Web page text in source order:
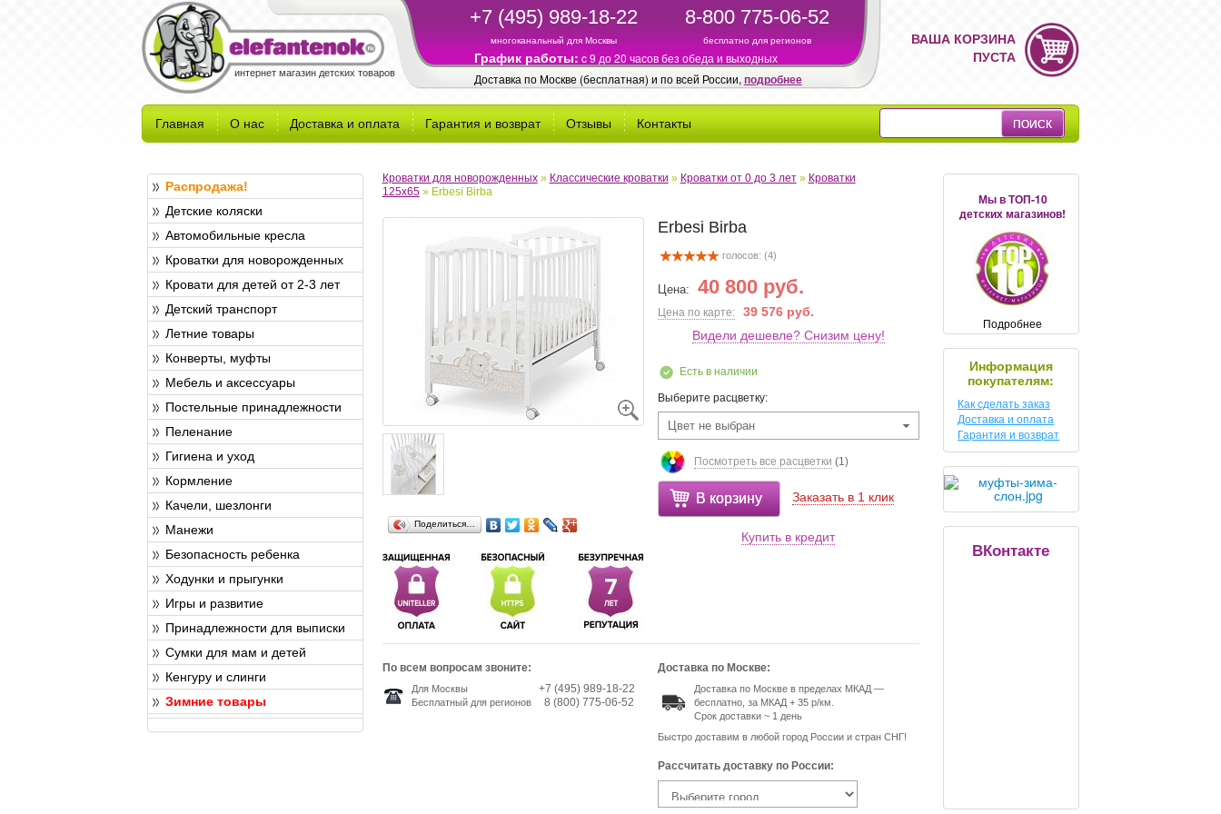
интернет магазин детских товаров
+7 (495) 989-18-22
многоканальный для Москвы
8-800 775-06-52
бесплатно для регионов
График работы: c 9 до 20 часов без обеда и выходных
Доставка по Москве (бесплатная) и по всей России, подробнее
ВАША КОРЗИНА
ПУСТА
Главная О нас Доставка и оплата Гарантия и возврат Отзывы Контакты
Распродажа!
Детские коляски
Автомобильные кресла
Кроватки для новорожденных
Кровати для детей от 2-3 лет
Детский транспорт
Летние товары
Конверты, муфты
Мебель и аксессуары
Постельные принадлежности
Пеленание
Гигиена и уход
Кормление
Качели, шезлонги
Манежи
Безопасность ребенка
Ходунки и прыгунки
Игры и развитие
Принадлежности для выписки
Сумки для мам и детей
Кенгуру и слинги
Зимние товары
Кроватки для новорожденных» Классические кроватки » Кроватки от 0 до 3 лет» Кроватки
125x65» Erbesi Birba
Поделиться…
Erbesi Birba
голосов: (4)
Цена: 40 800 руб.
Цена по карте:
39 576 руб.
Видели дешевле? Снизим цену!
Есть в наличии
Выберите расцветку:
Цвет не выбран
Посмотреть все расцветки (1)
В корзину Заказать в 1 клик
Купить в кредит
По всем вопросам звоните:
Для Москвы
Бесплатный для регионов
+7 (495) 989-18-22
8 (800) 775-06-52
Доставка по Москве:
Доставка по Москве в пределах МКАД —
бесплатно, за МКАД + 35 р/км.
Срок доставки ~ 1 день
Быстро доставим в любой город России и стран СНГ!
Рассчитать доставку по России:
Мы в ТОП-10
детских магазинов!
Подробнее
Информация
покупателям:
Как сделать заказ
Доставка и оплата
Гарантия и возврат
ВКонтакте